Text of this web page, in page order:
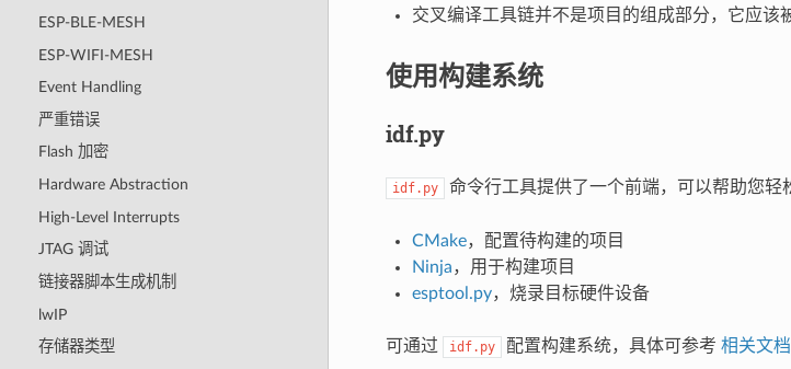
ESP-BLE-MESH
ESP-WIFI-MESH
Event Handling
严重错误
Flash 加密
Hardware Abstraction
High-Level Interrupts
JTAG 调试
链接器脚本生成机制
lwIP
存储器类型
交叉编译工具链并不是项目的组成部分，它应该
使用构建系统
idf.py
idf.py 命令行工具提供了一个前端，可以帮助您轻
CMake，配置待构建的项目
Ninja，用于构建项目
esptool.py，烧录目标硬件设备
可通过 idf.py 配置构建系统，具体可参考 相关文档